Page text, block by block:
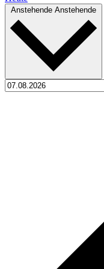
Anstehende Anstehende